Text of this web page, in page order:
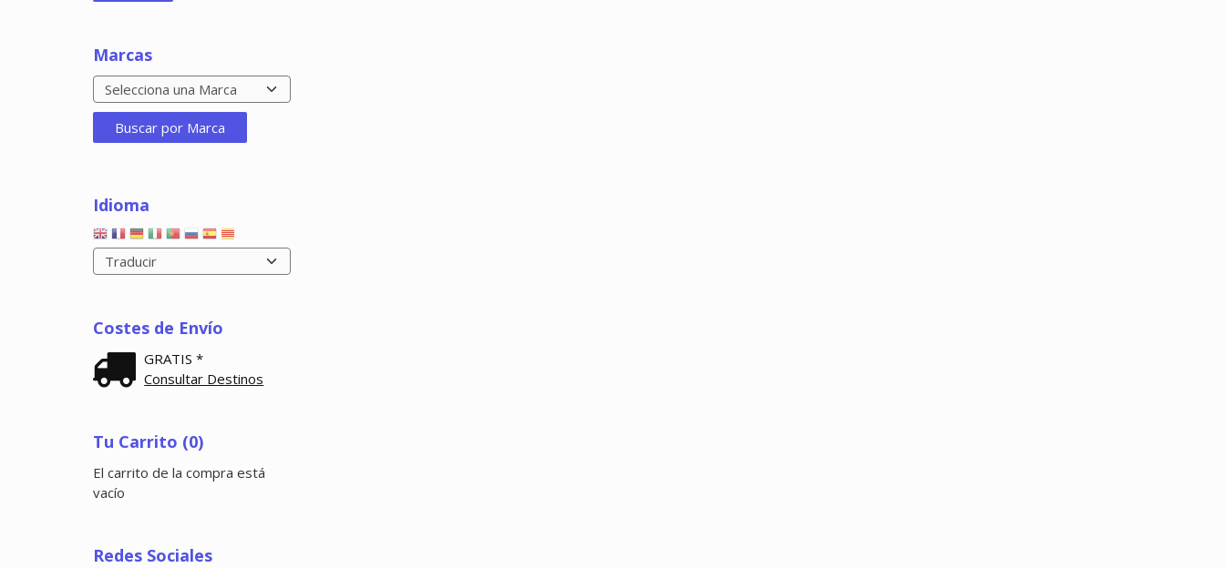
Marcas
Idioma
Costes de Envío
GRATIS *
Consultar Destinos
Tu Carrito (0)
El carrito de la compra está
vacío
Redes Sociales